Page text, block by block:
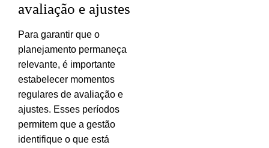
avaliação e ajustes
Para garantir que o
planejamento permaneça
relevante, é importante
estabelecer momentos
regulares de avaliação e
ajustes. Esses períodos
permitem que a gestão
identifique o que está